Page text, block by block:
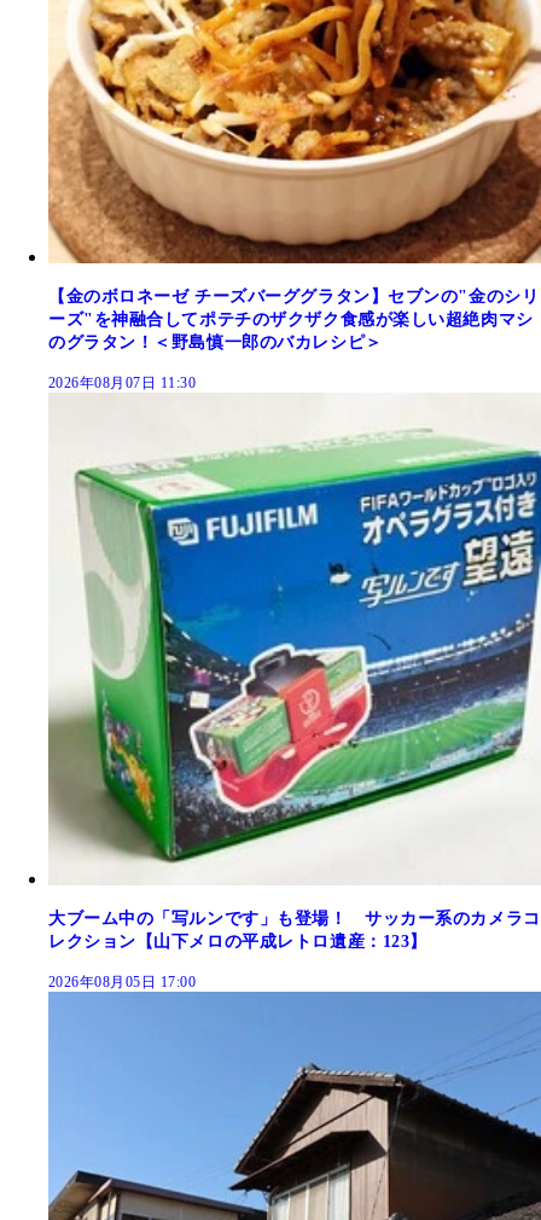
【金のボロネーゼ チーズバーググラタン】セブンの"金のシリ
ーズ"を神融合してポテチのザクザク食感が楽しい超絶肉マシ
のグラタン！＜野島慎一郎のバカレシピ＞
2026年08月07日 11:30
大ブーム中の「写ルンです」も登場！ サッカー系のカメラコ
レクション【山下メロの平成レトロ遺産：123】
2026年08月05日 17:00